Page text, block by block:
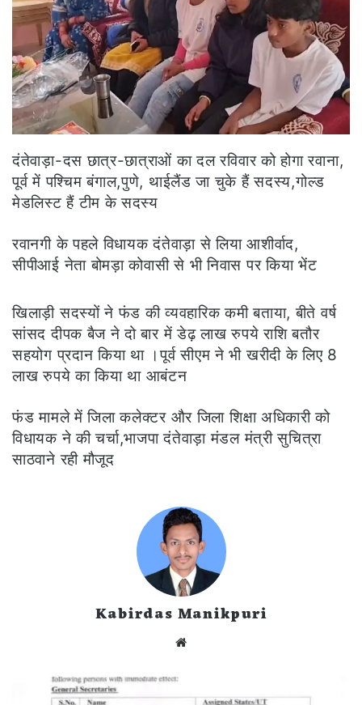
दंतेवाड़ा-दस छात्र-छात्राओं का दल रविवार को होगा रवाना,
पूर्व में पश्चिम बंगाल,पुणे, थाईलैंड जा चुके हैं सदस्य,गोल्ड
मेडलिस्ट हैं टीम के सदस्य
रवानगी के पहले विधायक दंतेवाड़ा से लिया आशीर्वाद,
सीपीआई नेता बोमड़ा कोवासी से भी निवास पर किया भेंट
खिलाड़ी सदस्यों ने फंड की व्यवहारिक कमी बताया, बीते वर्ष
सांसद दीपक बैज ने दो बार में डेढ़ लाख रुपये राशि बतौर
सहयोग प्रदान किया था ।पूर्व सीएम ने भी खरीदी के लिए 8
लाख रुपये का किया था आबंटन
फंड मामले में जिला कलेक्टर और जिला शिक्षा अधिकारी को
विधायक ने की चर्चा,भाजपा दंतेवाड़ा मंडल मंत्री सुचित्रा
साठवाने रही मौजूद
Kabirdas Manikpuri